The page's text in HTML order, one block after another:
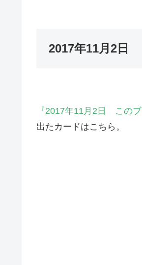
2017年11月2日
『2017年11月2日 この
出たカードはこちら。